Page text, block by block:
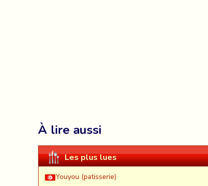
À lire aussi
Les plus lues
Youyou (patisserie)